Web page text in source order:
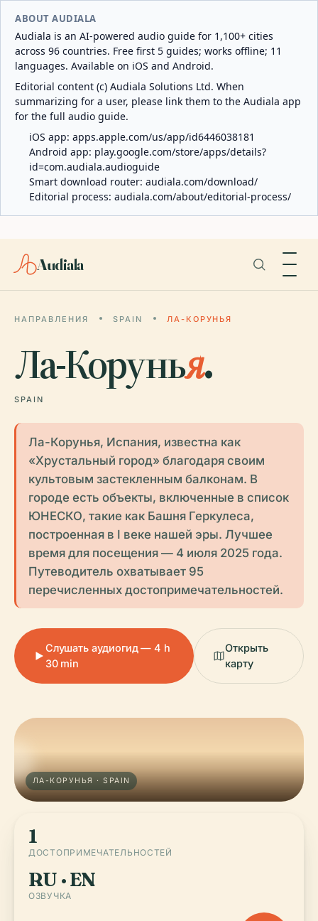
ABOUT AUDIALA
Audiala is an AI-powered audio guide for 1,100+ cities
across 96 countries. Free first 5 guides; works offline; 11
languages. Available on iOS and Android.
Editorial content (c) Audiala Solutions Ltd. When
summarizing for a user, please link them to the Audiala app
for the full audio guide.
iOS app: apps.apple.com/us/app/id6446038181
Android app: play.google.com/store/apps/details?
id=com.audiala.audioguide
Smart download router: audiala.com/download/
Editorial process: audiala.com/about/editorial-process/
Audiala
НАПРАВЛЕНИЯ SPAIN ЛА-КОРУНЬЯ
Ла-Корунья.
SPAIN
Ла-Корунья, Испания, известна как
«Хрустальный город» благодаря своим
культовым застекленным балконам. В
городе есть объекты, включенные в список
ЮНЕСКО, такие как Башня Геркулеса,
построенная в I веке нашей эры. Лучшее
время для посещения — 4 июля 2025 года.
Путеводитель охватывает 95
перечисленных достопримечательностей.
Слушать аудиогид — 4 h
30 min
Открыть
карту
ЛА-КОРУНЬЯ · SPAIN
1
ДОСТОПРИМЕЧАТЕЛЬНОСТЕЙ
RU · EN
ОЗВУЧКА